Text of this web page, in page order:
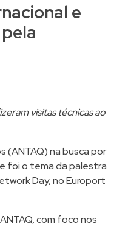
e
visitas técnicas ao
(ANTAQ) na busca por
foi o tema da palestra
Day, no Europort
com foco nos